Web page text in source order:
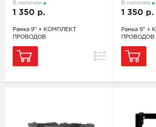
В наличии
1 350 р.
Рамка 9" + КОМПЛЕКТ
ПРОВОДОВ
Сравнение
В наличии
1 350 р.
Рамка 9" +
ПРОВОДОВ